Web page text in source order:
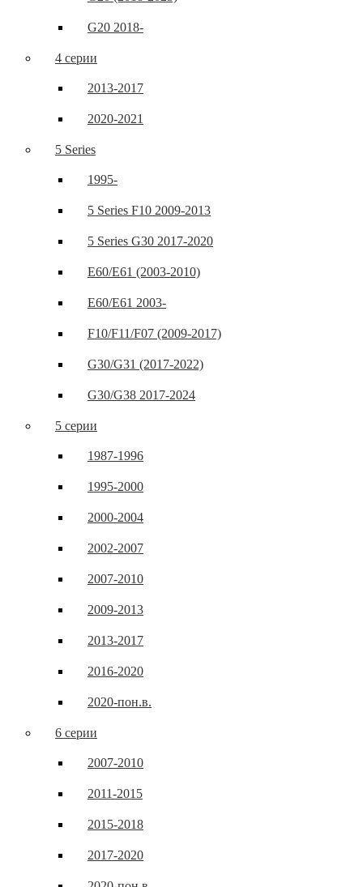
G20 2018-
4 серии
2013-2017
2020-2021
5 Series
1995-
5 Series F10 2009-2013
5 Series G30 2017-2020
E60/E61 (2003-2010)
E60/E61 2003-
F10/F11/F07 (2009-2017)
G30/G31 (2017-2022)
G30/G38 2017-2024
5 серии
1987-1996
1995-2000
2000-2004
2002-2007
2007-2010
2009-2013
2013-2017
2016-2020
2020-пон.в.
6 серии
2007-2010
2011-2015
2015-2018
2017-2020